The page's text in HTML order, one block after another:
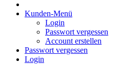
Kunden-Menü
Login
Passwort vergessen
Account erstellen
Passwort vergessen
Login